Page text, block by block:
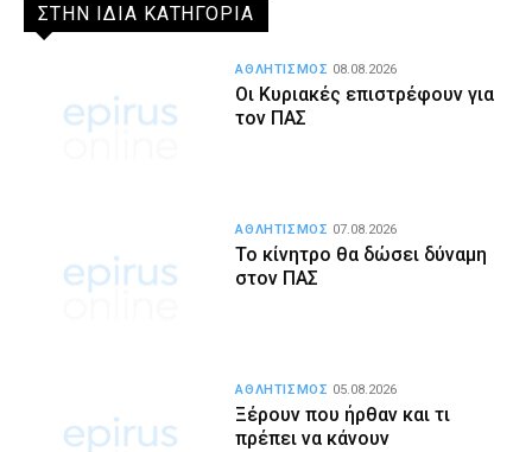
ΣΤΗΝ ΙΔΙΑ ΚΑΤΗΓΟΡΙΑ
Οι Κυριακές επιστρέφουν για
τον ΠΑΣ
ΑΘΛΗΤΙΣΜΟΣ 08.08.2026
Το κίνητρο θα δώσει δύναμη
στον ΠΑΣ
ΑΘΛΗΤΙΣΜΟΣ 07.08.2026
Ξέρουν που ήρθαν και τι
πρέπει να κάνουν
ΑΘΛΗΤΙΣΜΟΣ 05.08.2026